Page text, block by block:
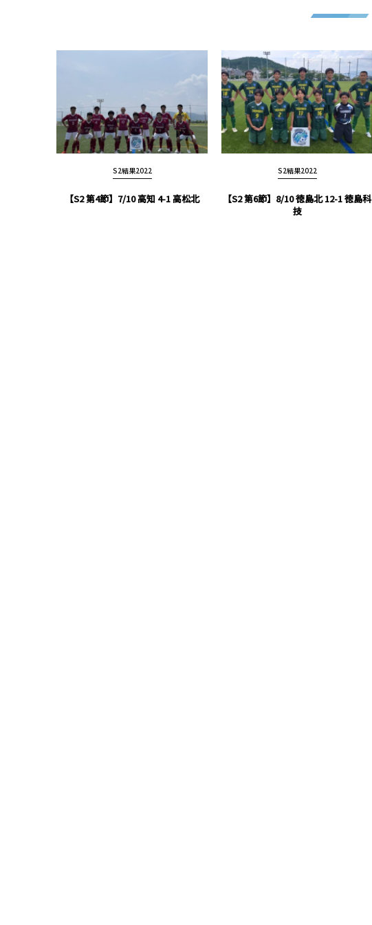
S2結果2022
【S2 第4節】7/10 高知 4-1 高松北
S2結果2022
【S2 第6節】8/10 徳島北 12-1 徳島科
技